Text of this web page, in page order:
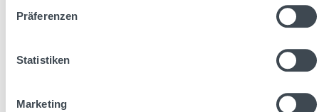
Präferenzen
Statistiken
Marketing